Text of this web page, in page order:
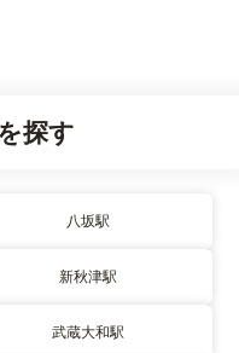
探す
八坂駅
新秋津駅
武蔵大和駅